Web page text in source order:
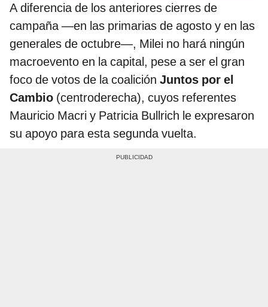
A diferencia de los anteriores cierres de
campaña —en las primarias de agosto y en las
generales de octubre—, Milei no hará ningún
macroevento en la capital, pese a ser el gran
foco de votos de la coalición Juntos por el
Cambio (centroderecha), cuyos referentes
Mauricio Macri y Patricia Bullrich le expresaron
su apoyo para esta segunda vuelta.